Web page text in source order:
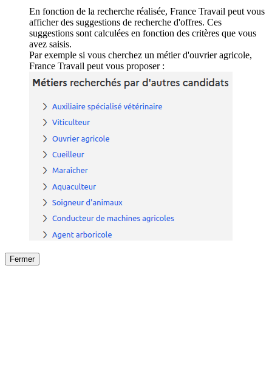
En fonction de la recherche réalisée, France Travail peut vous
afficher des suggestions de recherche d'offres. Ces
suggestions sont calculées en fonction des critères que vous
avez saisis.
Par exemple si vous cherchez un métier d'ouvrier agricole,
France Travail peut vous proposer :
Fermer